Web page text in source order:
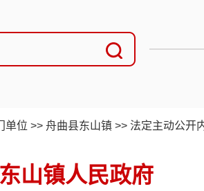
单位 >> 舟曲县东山镇 >> 法定主动公开
山镇人民政府